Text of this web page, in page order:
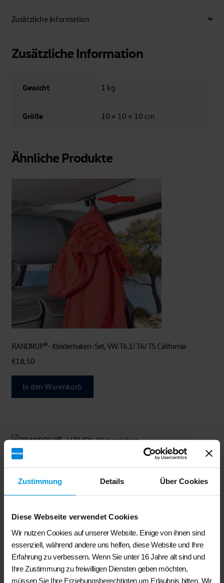
Zustimmung Details Über Cookies
Diese Webseite verwendet Cookies
Wir nutzen Cookies auf unserer Website. Einige von ihnen sind
essenziell, während andere uns helfen, diese Website und Ihre
Erfahrung zu verbessern. Wenn Sie unter 16 Jahre alt sind und
Ihre Zustimmung zu freiwilligen Diensten geben möchten,
müssen Sie Ihre Erziehungsberechtigten um Erlaubnis bitten. Wir
Zusätzliche Information
Zusätzliche Information
Gewicht 1 kg
Größe 10 × 10 × 10 cm
Ähnliche Produkte
RANDRUP®- Kleiderhaken-Set, VW T6.1/ T6/ T5 California
€18,50
In den Warenkorb
BRANDRUP®- UTILITY- Rückenlehne Fahrer-/Beifahrersitz VW
T6.1 California Coast und Beach
€184,50